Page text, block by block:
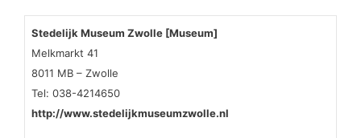
Stedelijk Museum Zwolle [Museum]
Melkmarkt 41
8011 MB – Zwolle
Tel: 038-4214650
http://www.stedelijkmuseumzwolle.nl